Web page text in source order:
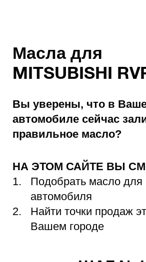
Масла для
MITSUBISHI
Вы уверены, что в
автомобиле сейчас
правильное масло?
НА ЭТОМ САЙТЕ ВЫ
Подобрать масло
автомобиля
Найти точки продаж
Вашем городе